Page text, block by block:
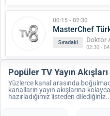
00:15 - 02:30
MasterChef
Sıradaki Doktor
02:30 -
Popüler TV Yayın Akışları
Yüzlerce kanal arasında
kanalların yayın akışlarına
hazırladığımız listeden dilediğiniz...